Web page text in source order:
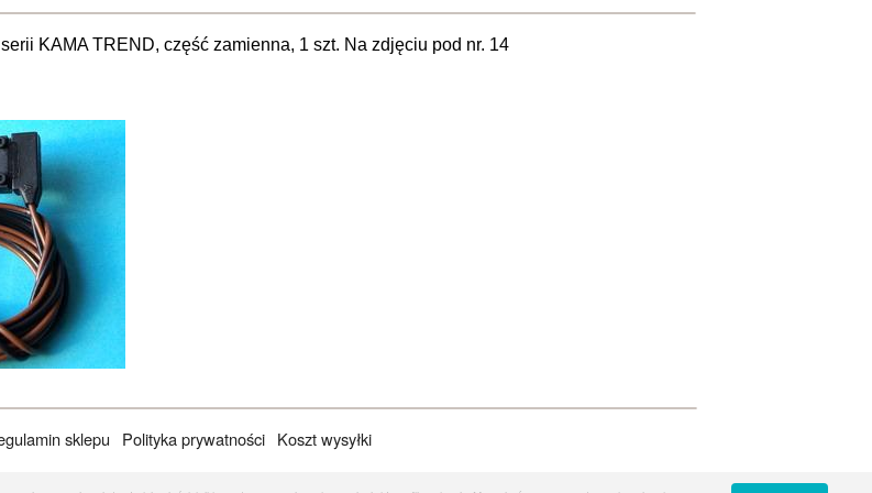
KAMA TREND, część zamienna, 1 szt. Na zdjęciu pod nr. 14
sklepu Polityka prywatności Koszt wysyłki